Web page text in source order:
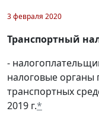
3 февраля 2020
Транспортный
-
налоговые органы
транспортных
2019 г.*